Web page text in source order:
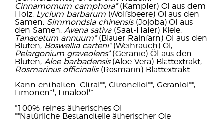
Cinnamomum camphora*(Kampfer) Öl aus dem
Holz, Lycium barbarum (Wolfsbeere) Öl aus den
Samen, Simmondsia chinensis(Jojoba) Öl aus
den Samen, Avena sativa(Saat-Hafer) Kleie,
Tanacetum annuum*(Blauer Rainfarn) Öl aus den
Blüten, Boswellia carterii*(Weihrauch) Öl,
Pelargonium graveolens*(Geranie) Öl aus den
Blüten, Aloe barbadensis(Aloe Vera) Blattextrakt,
Rosmarinus officinalis(Rosmarin) Blattextrakt
Kann enthalten: Citral**, Citronellol**, Geraniol**,
Limonen**, Linalool**.
*100% reines ätherisches Öl
**Natürliche Bestandteile ätherischer Öle